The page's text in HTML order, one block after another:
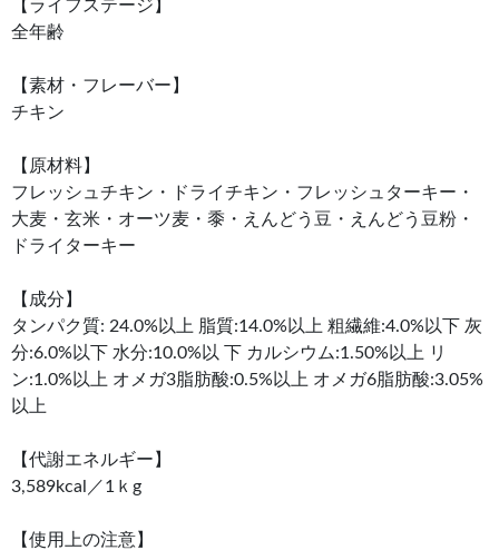
【ライフステージ】
全年齢
【素材・フレーバー】
チキン
【原材料】
フレッシュチキン・ドライチキン・フレッシュターキー・
大麦・玄米・オーツ麦・黍・えんどう豆・えんどう豆粉・
ドライターキー
【成分】
タンパク質: 24.0%以上 脂質:14.0%以上 粗繊維:4.0%以下 灰
分:6.0%以下 水分:10.0%以 下 カルシウム:1.50%以上 リ
ン:1.0%以上 オメガ3脂肪酸:0.5%以上 オメガ6脂肪酸:3.05%
以上
【代謝エネルギー】
3,589kcal／1ｋg
【使用上の注意】